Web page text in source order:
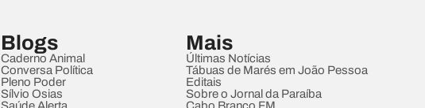
Blogs
Caderno Animal
Conversa Política
Pleno Poder
Sílvio Osias
Mais
Últimas Notícias
Tábuas de Marés em João Pessoa
Editais
Sobre o Jornal da Paraíba